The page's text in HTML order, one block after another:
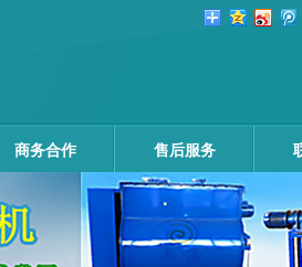
商务合作 售后服务